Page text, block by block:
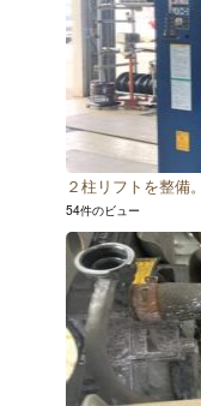
２柱リフトを整備。
54件のビュー